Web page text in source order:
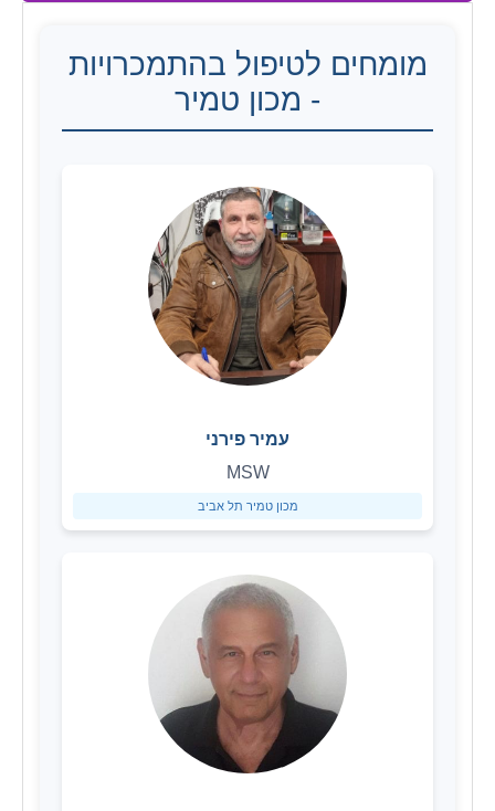
מומחים לטיפול בהתמכרויות
- מכון טמיר
עמיר פירני
MSW
מכון טמיר תל אביב